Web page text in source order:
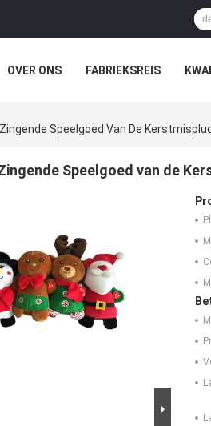
OVER ONS FABRIEKSREIS
Speelgoed Van De
Speelgoed van de